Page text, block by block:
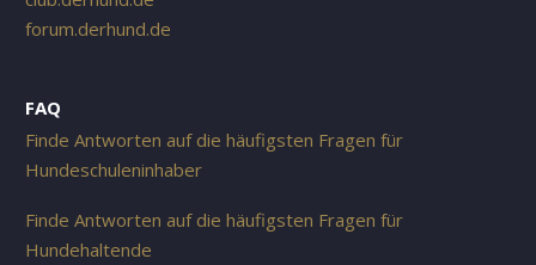
forum.derhund.de
FAQ
Finde Antworten auf die häufigsten Fragen für
Hundeschuleninhaber
Finde Antworten auf die häufigsten Fragen für
Hundehaltende